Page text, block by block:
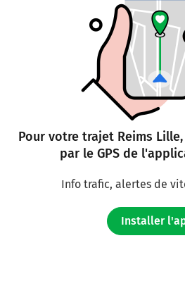
Pour votre trajet Reims
par le GPS de
Info trafic, alertes de
Installer